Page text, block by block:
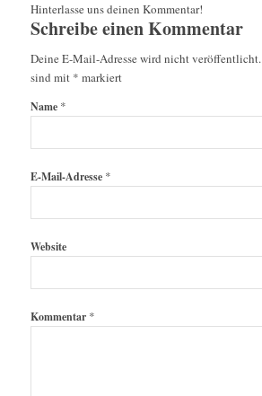
Hinterlasse uns deinen Kommentar!
Schreibe einen Kommentar
Deine E-Mail-Adresse wird nicht veröffentlicht.
sind mit * markiert
Name *
E-Mail-Adresse *
Website
Kommentar *